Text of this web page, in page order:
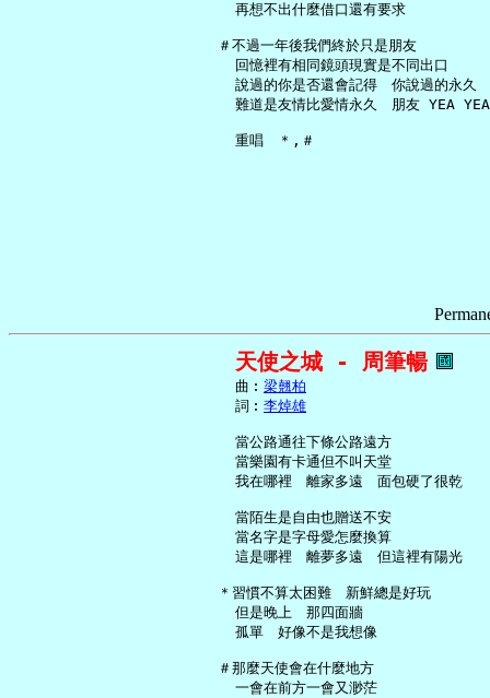
     再想不出什麼借口還有要求
   ＃不過一年後我們終於只是朋友
     回憶裡有相同鏡頭現實是不同出口
     說過的你是否還會記得　你說過的永久
     難道是友情比愛情永久　朋友 YEA YEA
天使之城 - 周筆暢
     曲︰
梁翹柏
     詞︰
李焯雄
     當公路通往下條公路遠方
     當樂園有卡通但不叫天堂
     我在哪裡　離家多遠　面包硬了很乾
     當陌生是自由也贈送不安
     當名字是字母愛怎麼換算
     這是哪裡　離夢多遠　但這裡有陽光
   ＊習慣不算太困難　新鮮總是好玩
     但是晚上　那四面牆
     孤單　好像不是我想像
   ＃那麼天使會在什麼地方
     一會在前方一會又渺茫